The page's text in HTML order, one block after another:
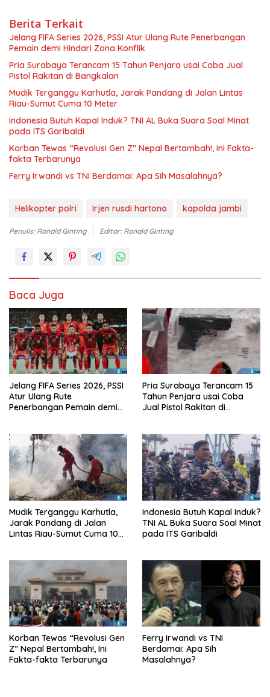
Berita Terkait
Jelang FIFA Series 2026, PSSI Atur Ulang Rute Penerbangan
Pemain demi Hindari Zona Konflik
Pria Surabaya Terancam 15 Tahun Penjara usai Coba Jual
Pistol Rakitan di Bangkalan
Mudik Terganggu Karhutla, Jarak Pandang di Jalan Lintas
Riau-Sumut Cuma 10 Meter
Indonesia Butuh Kapal Induk? TNI AL Buka Suara Soal Minat
pada ITS Garibaldi
Korban Tewas “Revolusi Gen Z” Nepal Bertambah!, Ini Fakta-
fakta Terbarunya
Ferry Irwandi vs TNI Berdamai: Apa Sih Masalahnya?
Helikopter polri Irjen rusdi hartono kapolda jambi
Penulis: Ronald Ginting Editor: Ronald Ginting
Baca Juga
Jelang FIFA Series 2026, PSSI
Atur Ulang Rute
Penerbangan Pemain demi
Pria Surabaya Terancam 15
Tahun Penjara usai Coba
Jual Pistol Rakitan di
Mudik Terganggu Karhutla,
Jarak Pandang di Jalan
Lintas Riau-Sumut Cuma 10
Indonesia Butuh Kapal Induk?
TNI AL Buka Suara Soal Minat
pada ITS Garibaldi
Korban Tewas “Revolusi Gen
Z” Nepal Bertambah!, Ini
Fakta-fakta Terbarunya
Ferry Irwandi vs TNI
Berdamai: Apa Sih
Masalahnya?